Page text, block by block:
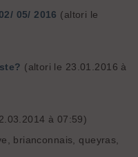
05/ 2016 (altori le
(altori le 23.01.2016 à
à 07:59)
brianconnais, queyras,